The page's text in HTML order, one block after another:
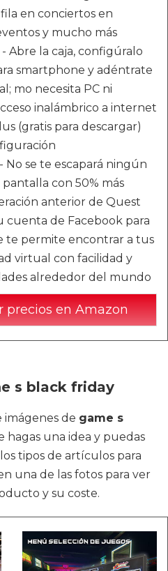
en conciertos en
y mucho más
Abre la caja, configúralo
smartphone y adéntrate
mo necesita PC ni
inalámbrico a internet
(gratis para descargar)
se te escapará ningún
con 50% más
anterior de Quest
cuenta de Facebook para
te permite encontrar a tus
virtual con facilidad y
alrededor del mundo
precios en Amazon
s black friday
imágenes de game s
hagas una idea y puedas
tipos de artículos para
una de las fotos para ver
y su coste.